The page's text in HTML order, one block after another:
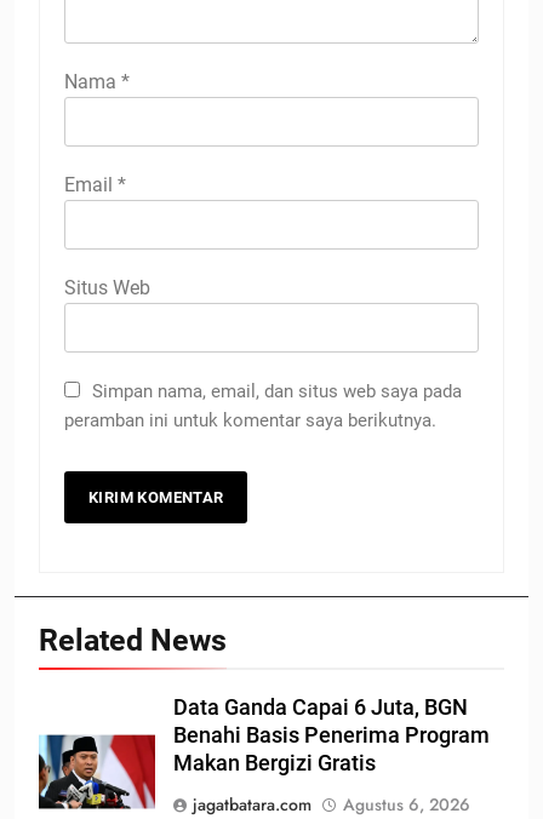
Nama *
Email *
Situs Web
Simpan nama, email, dan situs web saya pada
peramban ini untuk komentar saya berikutnya.
Related News
Data Ganda Capai 6 Juta, BGN
Benahi Basis Penerima Program
Makan Bergizi Gratis
jagatbatara.com
Agustus 6, 2026